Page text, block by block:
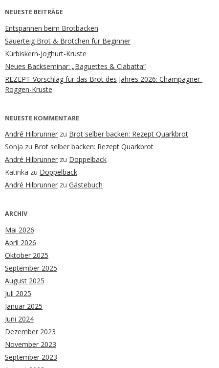
NEUESTE BEITRÄGE
Entspannen beim Brotbacken
Sauerteig Brot & Brötchen für Beginner
Kürbiskern-Joghurt-Kruste
Neues Backseminar: „Baguettes & Ciabatta“
REZEPT-Vorschlag für das Brot des Jahres 2026: Champagner-
Roggen-Kruste
NEUESTE KOMMENTARE
André Hilbrunner zu Brot selber backen: Rezept Quarkbrot
Sonja zu Brot selber backen: Rezept Quarkbrot
André Hilbrunner zu Doppelback
Katinka zu Doppelback
André Hilbrunner zu Gästebuch
ARCHIV
Mai 2026
April 2026
Oktober 2025
September 2025
August 2025
Juli 2025
Januar 2025
Juni 2024
Dezember 2023
November 2023
September 2023